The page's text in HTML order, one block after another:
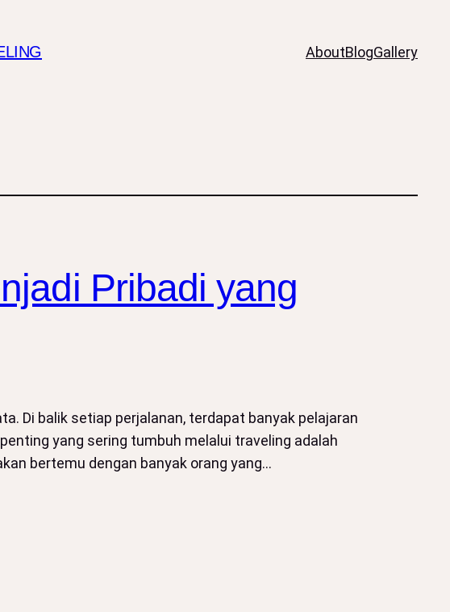
AboutBlogGallery
Pribadi yang
Di balik setiap perjalanan, terdapat banyak pelajaran
yang sering tumbuh melalui traveling adalah
bertemu dengan banyak orang yang…